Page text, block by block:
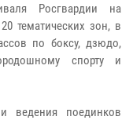
Росгвардии на
тематических зон, в
по боксу, дзюдо,
спорту и
ведения поединков